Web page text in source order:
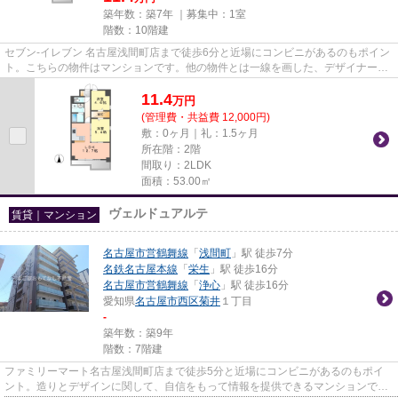
築年数：築7年 ｜募集中： 1室
階数：10階建
セブン‐イレブン 名古屋浅間町店まで徒歩6分と近場にコンビニがあるのもポイン
ト。こちらの物件はマンションです。他の物件とは一線を画した、デザイナーズ
物件となっております。共用...
11.4万円
(管理費・共益費 12,000円)
敷：0ヶ月｜礼：1.5ヶ月
所在階：2階
間取り：2LDK
面積：53.00㎡
賃貸｜マンション ヴェルドュアルテ
名古屋市営鶴舞線 「 浅間町 」駅 徒歩7分
名鉄名古屋本線 「 栄生 」駅 徒歩16分
名古屋市営鶴舞線 「 浄心 」駅 徒歩16分
愛知県名古屋市西区菊井 １丁目
-
築年数：築9年
階数：7階建
ファミリーマート名古屋浅間町店まで徒歩5分と近場にコンビニがあるのもポイ
ント。造りとデザインに関して、自信をもって情報を提供できるマンションで